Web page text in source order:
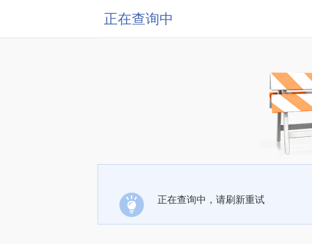
正在查询中
正在查询中，请刷新重试